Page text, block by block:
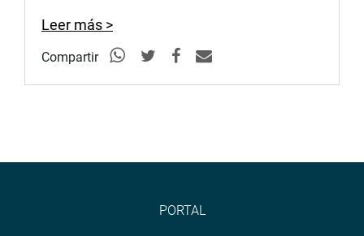
Leer más >
Compartir
PORTAL